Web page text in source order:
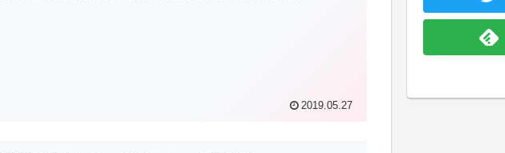
2019.05.27